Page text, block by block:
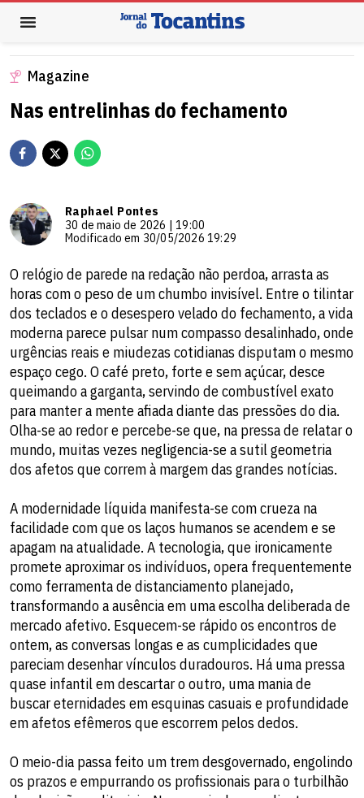
Magazine
Nas entrelinhas do fechamento
Raphael Pontes
30 de maio de 2026 | 19:00
Modificado em 30/05/2026 19:29
O relógio de parede na redação não perdoa, arrasta as
horas com o peso de um chumbo invisível. Entre o tilintar
dos teclados e o desespero velado do fechamento, a vida
moderna parece pulsar num compasso desalinhado, onde
urgências reais e miudezas cotidianas disputam o mesmo
espaço cego. O café preto, forte e sem açúcar, desce
queimando a garganta, servindo de combustível exato
para manter a mente afiada diante das pressões do dia.
Olha-se ao redor e percebe-se que, na pressa de relatar o
mundo, muitas vezes negligencia-se a sutil geometria
dos afetos que correm à margem das grandes notícias.
​A modernidade líquida manifesta-se com crueza na
facilidade com que os laços humanos se acendem e se
apagam na atualidade. A tecnologia, que ironicamente
promete aproximar os indivíduos, opera frequentemente
como ferramenta de distanciamento planejado,
transformando a ausência em uma escolha deliberada de
mercado afetivo. Esquecem-se rápido os encontros de
ontem, as conversas longas e as cumplicidades que
pareciam desenhar vínculos duradouros. Há uma pressa
quase infantil em descartar o outro, uma mania de
buscar eternidades em esquinas casuais e profundidade
em afetos efêmeros que escorrem pelos dedos.
​O meio-dia passa feito um trem desgovernado, engolindo
os prazos e empurrando os profissionais para o turbilhão